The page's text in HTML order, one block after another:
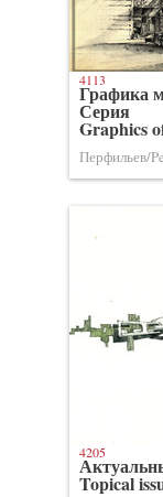
Графика
Серия
Graphics
Перфильев/
4113
Topical
4205